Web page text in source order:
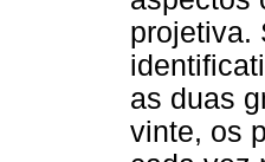
projetiva.
as duas
vinte, os